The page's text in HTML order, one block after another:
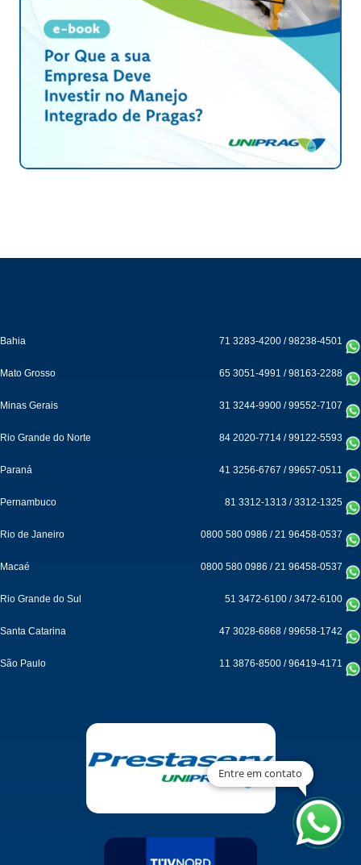
Bahia 71 3283-4200 /98238-4501
Mato Grosso 65 3051-4991 /98163-2288
Minas Gerais 31 3244-9900 /99552-7107
Rio Grande do Norte 84 2020-7714 /99122-5593
Paraná 41 3256-6767 /99657-0511
Pernambuco 81 3312-1313 /3312-1325
Rio de Janeiro 0800 580 0986 /21 96458-0537
Macaé 0800 580 0986 /21 96458-0537
Rio Grande do Sul 51 3472-6100 /3472-6100
Santa Catarina 47 3028-6868 /99658-1742
São Paulo 11 3876-8500 /96419-4171
Entre em contato